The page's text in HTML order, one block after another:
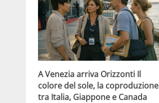
A Venezia arriva Orizzonti Il
colore del sole, la coproduzione
tra Italia, Giappone e Canada